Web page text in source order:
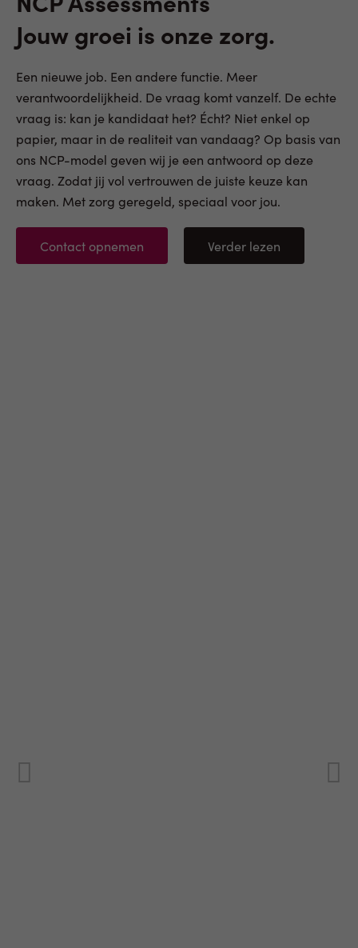
Jouw groei is onze zorg.
Een nieuwe job. Een andere functie. Meer
verantwoordelijkheid. De vraag komt vanzelf. De echte
vraag is: kan je kandidaat het? Écht? Niet enkel op
papier, maar in de realiteit van vandaag? Op basis van
ons NCP-model geven wij je een antwoord op deze
vraag. Zodat jij vol vertrouwen de juiste keuze kan
maken. Met zorg geregeld, speciaal voor jou.
Contact opnemen Verder lezen